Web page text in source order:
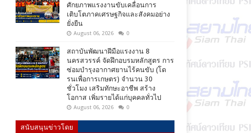
ศักยภาพแรงงานขับเคลื่อนการ
เติบโตภาคเศรษฐกิจและสังคมอย่าง
ยั่งยืน
August 06, 2026 0
สถาบันพัฒนาฝีมือแรงงาน 8
นครสวรรค์ จัดฝึกอบรมหลักสูตร การ
ซ่อมบำรุงอากาศยานไร้คนขับ (โด
รนเพื่อการเกษตร) จำนวน 30
ชั่วโมง เสริมทักษะอาชีพ สร้าง
โอกาส เพิ่มรายได้แก่บุคคลทั่วไป
August 06, 2026 0
สนับสนุนข่าวโดย